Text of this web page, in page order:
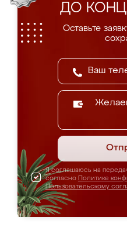
ДО
Оставьте
Я соглашаюсь на
согласно Политике
Пользовательскому